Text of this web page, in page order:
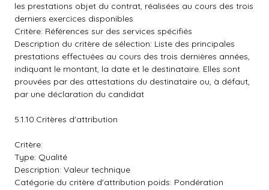
les prestations objet du contrat, réalisées au cours des trois
derniers exercices disponibles
Critère: Références sur des services spécifiés
Description du critère de sélection: Liste des principales
prestations effectuées au cours des trois dernières années,
indiquant le montant, la date et le destinataire. Elles sont
prouvées par des attestations du destinataire ou, à défaut,
par une déclaration du candidat
5.1.10.Critères d'attribution
Critère:
Type: Qualité
Description: Valeur technique
Catégorie du critère d'attribution poids: Pondération